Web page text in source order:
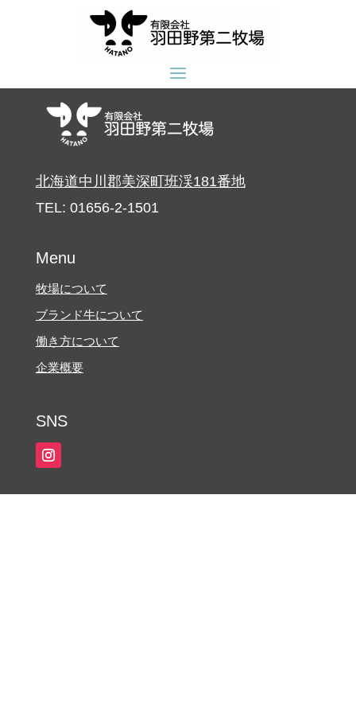
北海道中川郡美深町班渓181番地
TEL: 01656-2-1501
Menu
牧場について
ブランド牛について
働き方について
企業概要
SNS